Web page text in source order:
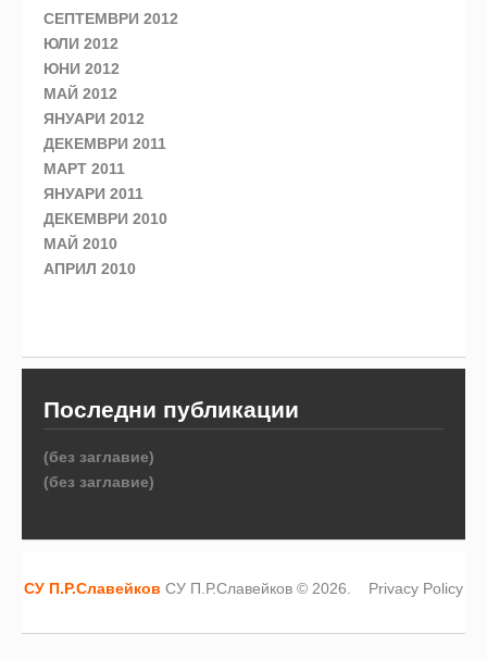
СЕПТЕМВРИ 2012
ЮЛИ 2012
ЮНИ 2012
МАЙ 2012
ЯНУАРИ 2012
ДЕКЕМВРИ 2011
МАРТ 2011
ЯНУАРИ 2011
ДЕКЕМВРИ 2010
МАЙ 2010
АПРИЛ 2010
Последни публикации
(без заглавие)
(без заглавие)
СУ П.Р.Славейков СУ П.Р.Славейков © 2026. Privacy Policy